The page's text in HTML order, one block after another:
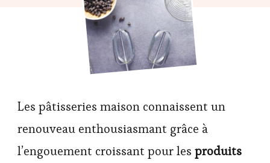
Les pâtisseries maison connaissent un
renouveau enthousiasmant grâce à
l’engouement croissant pour les produits